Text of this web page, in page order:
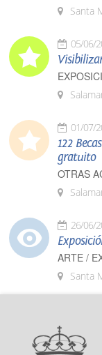
Santa
05/06/
01/07/
122
gratuito
OTRAS
26/06/
ARTE /
Santa